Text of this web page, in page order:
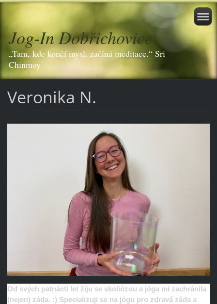
Jog-In Dobřichovice
„Tam, kde končí mysl, začíná meditace.“ Sri
Chinmoy
Veronika N.
Od svých patnácti let žiju se skoliózou a jóga mi zachránila
(nejen) záda. :) Specializuji se na jógu pro zdravá záda a